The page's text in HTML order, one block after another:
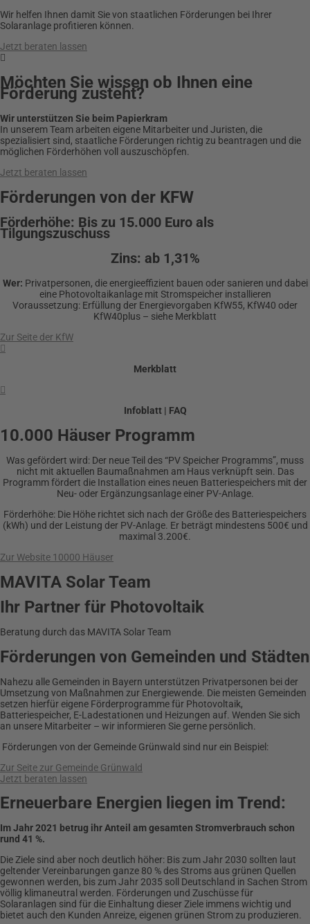
Wir helfen Ihnen damit Sie von staatlichen Förderungen bei Ihrer
Solaranlage profitieren können.
Jetzt beraten lassen

Möchten Sie wissen ob Ihnen eine
Förderung zusteht?
Wir unterstützen Sie beim Papierkram
In unserem Team arbeiten eigene Mitarbeiter und Juristen, die
spezialisiert sind, staatliche Förderungen richtig zu beantragen und die
möglichen Förderhöhen voll auszuschöpfen.
Jetzt beraten lassen
Förderungen von der KFW
Förderhöhe: Bis zu 15.000 Euro als
Tilgungszuschuss
Zins: ab 1,31%
Wer: Privatpersonen, die energieeffizient bauen oder sanieren und dabei
eine Photovoltaikanlage mit Stromspeicher installieren
Voraussetzung: Erfüllung der Energievorgaben KfW55, KfW40 oder
KfW40plus – siehe Merkblatt
Zur Seite der KfW

Merkblatt

Infoblatt | FAQ
10.000 Häuser Programm
Was gefördert wird: Der neue Teil des “PV Speicher Programms”, muss
nicht mit aktuellen Baumaßnahmen am Haus verknüpft sein. Das
Programm fördert die Installation eines neuen Batteriespeichers mit der
Neu- oder Ergänzungsanlage einer PV-Anlage.
Förderhöhe: Die Höhe richtet sich nach der Größe des Batteriespeichers
(kWh) und der Leistung der PV-Anlage. Er beträgt mindestens 500€ und
maximal 3.200€.
Zur Website 10000 Häuser
MAVITA Solar Team
Ihr Partner für Photovoltaik
Beratung durch das MAVITA Solar Team
Förderungen von Gemeinden und Städten
Nahezu alle Gemeinden in Bayern unterstützen Privatpersonen bei der
Umsetzung von Maßnahmen zur Energiewende. Die meisten Gemeinden
setzen hierfür eigene Förderprogramme für Photovoltaik,
Batteriespeicher, E-Ladestationen und Heizungen auf. Wenden Sie sich
an unsere Mitarbeiter – wir informieren Sie gerne persönlich.
Förderungen von der Gemeinde Grünwald sind nur ein Beispiel:
Zur Seite zur Gemeinde Grünwald
Jetzt beraten lassen
Erneuerbare Energien liegen im Trend:
Im Jahr 2021 betrug ihr Anteil am gesamten Stromverbrauch schon
rund 41 %.
Die Ziele sind aber noch deutlich höher: Bis zum Jahr 2030 sollten laut
geltender Vereinbarungen ganze 80 % des Stroms aus grünen Quellen
gewonnen werden, bis zum Jahr 2035 soll Deutschland in Sachen Strom
völlig klimaneutral werden. Förderungen und Zuschüsse für
Solaranlagen sind für die Einhaltung dieser Ziele immens wichtig und
bietet auch den Kunden Anreize, eigenen grünen Strom zu produzieren.